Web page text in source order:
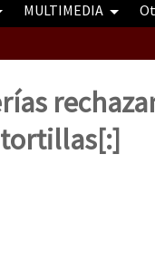
MULTIMEDIA
populações e a
e a natureza sob
tortillas[:]